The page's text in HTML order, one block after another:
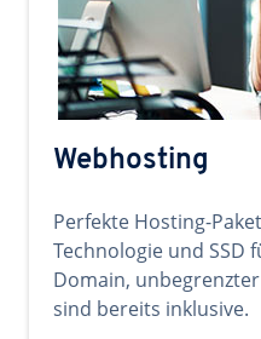
Webhosting
Perfekte Hosting-
Technologie und SSD
Domain,
sind bereits inklusive.